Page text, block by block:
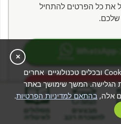
את כל הפרטים להתחיל
שלכם.
לחצו כאן
קשר
מבצעים מסלולים
לאיטליה
×
האתר עושה שימוש בקבצי Cookies ובכלים טכנולוגיים אחרים
הגלישה. המשך שימושך באתר
אלה, בהתאם למדיניות הפרטיות.